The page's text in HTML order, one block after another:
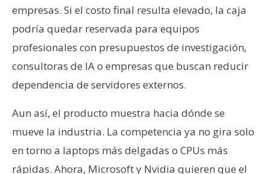
empresas. Si el costo final resulta elevado, la caja
podría quedar reservada para equipos
profesionales con presupuestos de investigación,
consultoras de IA o empresas que buscan reducir
dependencia de servidores externos.
Aun así, el producto muestra hacia dónde se
mueve la industria. La competencia ya no gira solo
en torno a laptops más delgadas o CPUs más
rápidas. Ahora, Microsoft y Nvidia quieren que el